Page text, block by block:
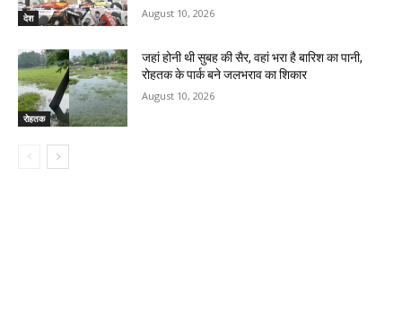
देश August 10, 2026
रोहतक
जहां होनी थी सुबह की सैर, वहां भरा है बारिश का पानी,
रोहतक के पार्क बने जलभराव का शिकार
August 10, 2026